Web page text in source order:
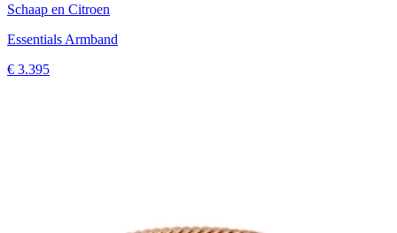
Schaap en Citroen
Essentials Armband
€ 3.395